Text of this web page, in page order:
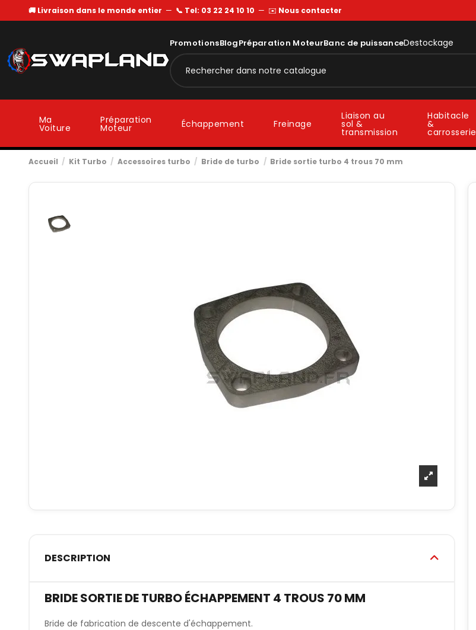
🚚 Livraison dans le monde entier — 📞 Tel: 03 22 24 10 10 — ✉️ Nous contacter
PromotionsBlogPréparation MoteurBanc de puissanceDestockage
Ma
Voiture
Préparation
Moteur Échappement Freinage
Liaison au
sol &
transmission
Habitacle
&
carrosserie
Accueil Kit Turbo Accessoires turbo Bride de turbo Bride sortie turbo 4 trous 70 mm
DESCRIPTION
BRIDE SORTIE DE TURBO ÉCHAPPEMENT 4 TROUS 70 MM
Bride de fabrication de descente d'échappement.